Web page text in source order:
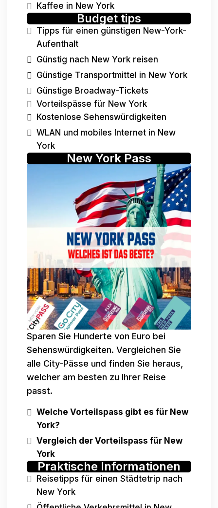
Kaffee in New York
Budget tips
Tipps für einen günstigen New-York-
Aufenthalt
Günstig nach New York reisen
Günstige Transportmittel in New York
Günstige Broadway-Tickets
Vorteilspässe für New York
Kostenlose Sehenswürdigkeiten
WLAN und mobiles Internet in New
York
New York Pass
Sparen Sie Hunderte von Euro bei
Sehenswürdigkeiten. Vergleichen Sie
alle City-Pässe und finden Sie heraus,
welcher am besten zu Ihrer Reise
passt.
Welche Vorteilspass gibt es für New
York?
Vergleich der Vorteilspass für New
York
Praktische Informationen
Reisetipps für einen Städtetrip nach
New York